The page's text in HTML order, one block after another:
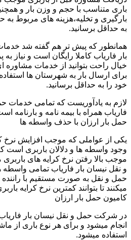
باری متناسب با حجم و وزن بار و
بارگیری و تخلیه،هزینه های مربوط به
به حداقل برسانید.
همانطور که پیش تر هم گفته شد
بار فاریاب کاملا رایگان است و نیاز
خیال راحت بتوانید از خدمات مشاوره
برای ارسال بار به شهرستان ها
خود را به حداقل برسانید.
لازم به یادآوریست که تمامی خدمات
فاریاب همراه با بیمه نامه و بارنامه
حمل بار ارزان با حذف واسطه ها
یکی از عواملی که موجب افزایش نرخ
وجود واسطه ها و دلالان باربری است
موجب بالا رفتن نرخ کرایه های
و نقل نیسان بار فاریاب تمامی
حمل و نقل به صورت مستقیم با راننده
میکنند تا بتوانند کمترین نرخ کرایه
کامیون حمل بار ارزان
در شرکت حمل و نقل نیسان بار
انجام میشود و برای هر نوع باری از
استفاده میشود.